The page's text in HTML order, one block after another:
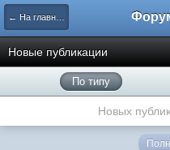
← На главную
Новые публикации
По типу
Новых